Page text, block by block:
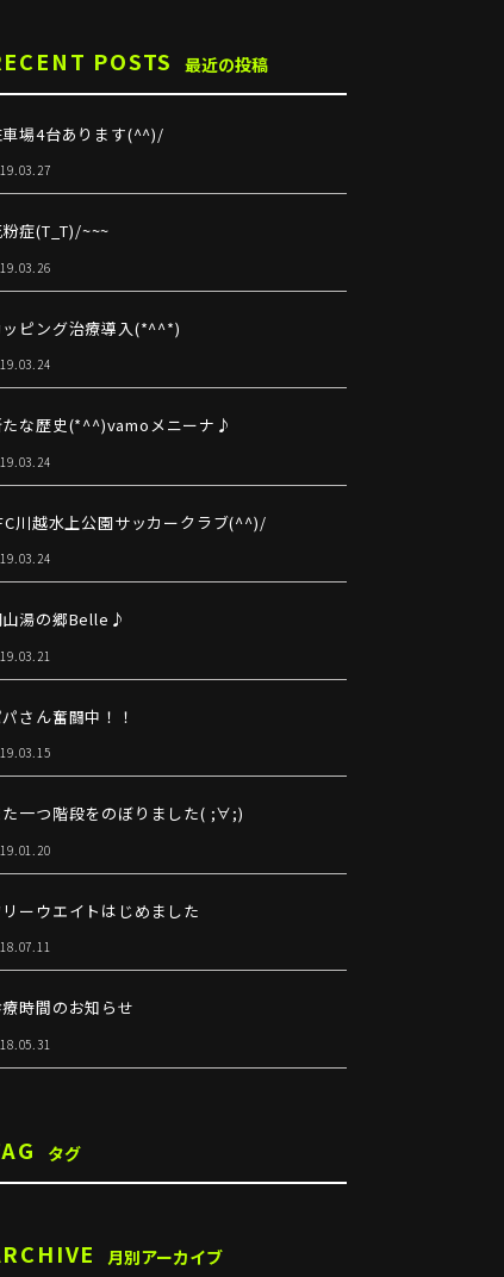
POSTS 最近の投稿
車場4台あります(^^)/
症(T_T)/~~~
ッピング治療導入(*^^*)
たな歴史(*^^)vamoメニーナ♪
川越水上公園サッカークラブ(^^)/
山湯の郷Belle♪
さん奮闘中！！
た一つ階段をのぼりました( ;∀;)
リーウエイトはじめました
時間のお知らせ
タグ
月別アーカイブ